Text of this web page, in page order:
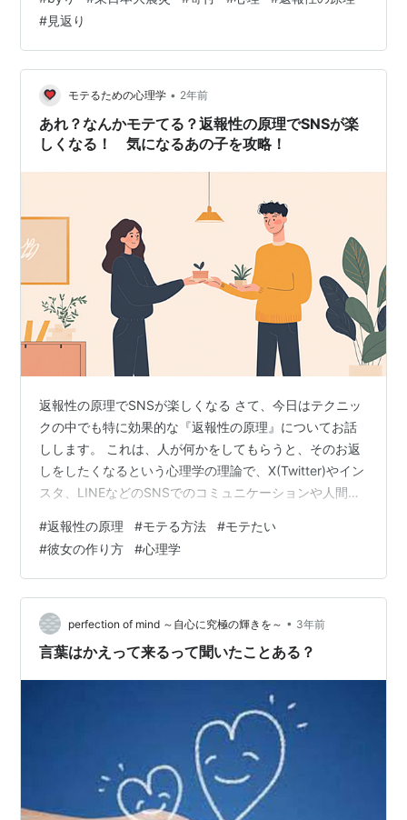
付から数ヶ月後、寄付金を届けた自治体に営業に行けと
いう通達が出た さすがクソだ、やっぱりクソだ って思っ
たのも覚えてる ありがたかった 助かった、助けられた
借りがある、借りを作ってしまった 誰かから何かしても
らったら、何らかの形で返そうとか応えようとか 思った
り考えたりしませんか？…
#見返り
モテるための心理学 • 2年前
あれ？なんかモテてる？返報性の原理でSNSが楽
しくなる！ 気になるあの子を攻略！
返報性の原理でSNSが楽しくなる さて、今日はテクニッ
クの中でも特に効果的な『返報性の原理』についてお話
しします。 これは、人が何かをしてもらうと、そのお返
しをしたくなるという心理学の理論で、X(Twitter)やイン
スタ、LINEなどのSNSでのコミュニケーションや人間関
すれば、相手に対して好意的な印象を与えるだけでな
く、その後のやり取りがスムーズに進み、より親密な関
係を築くことができます。返報性の原理を押さえておく
ことで、SNSでのやり取りや日常のコミュニケーション
がガラリと変わり、成功率がぐっと上がりますよ！
#返報性の原理 #モテる方法 #モテたい
#彼女の作り方 #心理学
perfection of mind ～自心に究極の輝きを～ • 3年前
言葉はかえって来るって聞いたことある？